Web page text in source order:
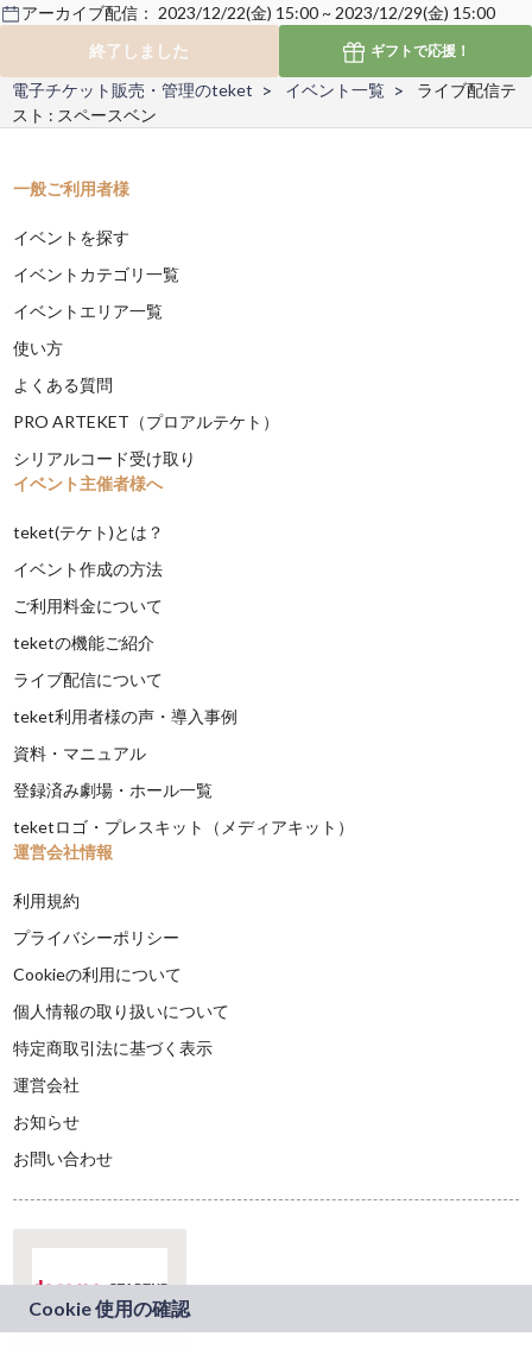
アーカイブ配信： 2023/12/22(金) 15:00 ~ 2023/12/29(金) 15:00
終了しました
ギフトで応援！
電子チケット販売・管理のteket イベント一覧
ライブ配信テ
スト : スペースベン
一般ご利用者様
イベントを探す
イベントカテゴリ一覧
イベントエリア一覧
使い方
よくある質問
PRO ARTEKET（プロアルテケト）
シリアルコード受け取り
イベント主催者様へ
teket(テケト)とは？
イベント作成の方法
ご利用料金について
teketの機能ご紹介
ライブ配信について
teket利用者様の声・導入事例
資料・マニュアル
登録済み劇場・ホール一覧
teketロゴ・プレスキット（メディアキット）
運営会社情報
利用規約
プライバシーポリシー
Cookieの利用について
個人情報の取り扱いについて
特定商取引法に基づく表示
運営会社
お知らせ
お問い合わせ